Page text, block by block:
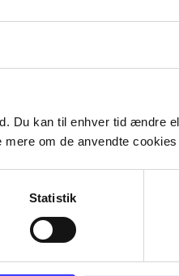
Du kan til enhver tid ændre
om de anvendte cookies
Statistik